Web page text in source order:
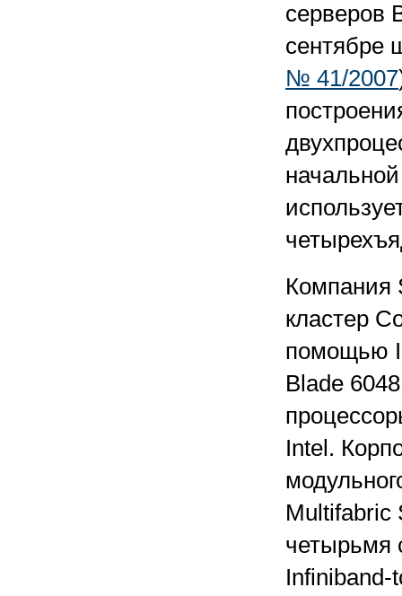
серверов
сентябре
№ 41/2007
Компания
кластер
помощью
Blade
Intel.
Multifabric
четырьмя
Infiniband-